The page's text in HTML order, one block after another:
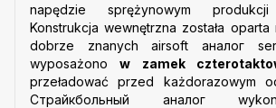
napędzie sprężynowym
Konstrukcja wewnętrzna została oparta
dobrze znanych airsoft аналог
wyposażonow zamek
przeładować przed każdorazowym
Страйкбольный аналог